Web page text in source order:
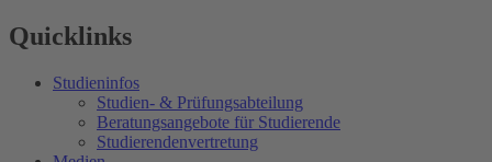
Quicklinks
Studieninfos
Studien- & Prüfungsabteilung
Beratungsangebote für Studierende
Studierendenvertretung